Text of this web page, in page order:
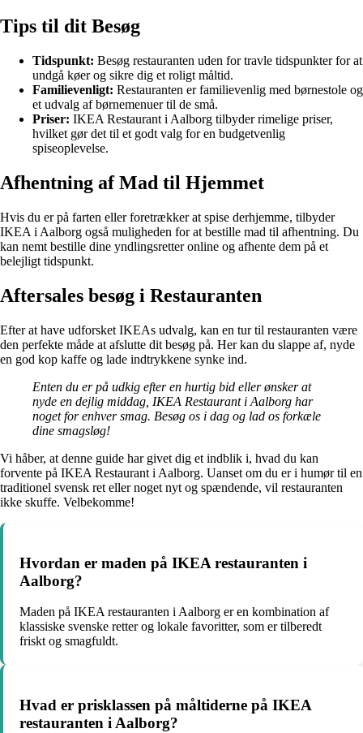
Tips til dit Besøg
Tidspunkt: Besøg restauranten uden for travle tidspunkter for at
undgå køer og sikre dig et roligt måltid.
Familievenligt: Restauranten er familievenlig med børnestole og
et udvalg af børnemenuer til de små.
Priser: IKEA Restaurant i Aalborg tilbyder rimelige priser,
hvilket gør det til et godt valg for en budgetvenlig
spiseoplevelse.
Afhentning af Mad til Hjemmet
Hvis du er på farten eller foretrækker at spise derhjemme, tilbyder
IKEA i Aalborg også muligheden for at bestille mad til afhentning. Du
kan nemt bestille dine yndlingsretter online og afhente dem på et
belejligt tidspunkt.
Aftersales besøg i Restauranten
Efter at have udforsket IKEAs udvalg, kan en tur til restauranten være
den perfekte måde at afslutte dit besøg på. Her kan du slappe af, nyde
en god kop kaffe og lade indtrykkene synke ind.
Enten du er på udkig efter en hurtig bid eller ønsker at
nyde en dejlig middag, IKEA Restaurant i Aalborg har
noget for enhver smag. Besøg os i dag og lad os forkæle
dine smagsløg!
Vi håber, at denne guide har givet dig et indblik i, hvad du kan
forvente på IKEA Restaurant i Aalborg. Uanset om du er i humør til en
traditionel svensk ret eller noget nyt og spændende, vil restauranten
ikke skuffe. Velbekomme!
Hvordan er maden på IKEA restauranten i
Aalborg?
Maden på IKEA restauranten i Aalborg er en kombination af
klassiske svenske retter og lokale favoritter, som er tilberedt
friskt og smagfuldt.
Hvad er prisklassen på måltiderne på IKEA
restauranten i Aalborg?